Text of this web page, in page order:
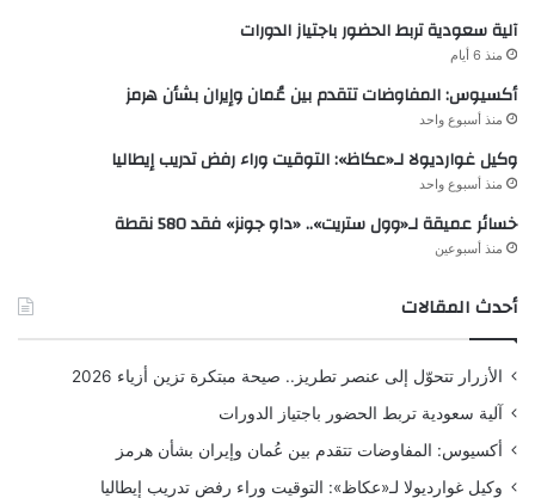
آلية سعودية تربط الحضور باجتياز الدورات
منذ 6 أيام
أكسيوس: المفاوضات تتقدم بين عُمان وإيران بشأن هرمز
منذ أسبوع واحد
وكيل غوارديولا لـ«عكاظ»: التوقيت وراء رفض تدريب إيطاليا
منذ أسبوع واحد
خسائر عميقة لـ«وول ستريت».. «داو جونز» فقد 580 نقطة
منذ أسبوعين
أحدث المقالات
الأزرار تتحوّل إلى عنصر تطريز.. صيحة مبتكرة تزين أزياء 2026
آلية سعودية تربط الحضور باجتياز الدورات
أكسيوس: المفاوضات تتقدم بين عُمان وإيران بشأن هرمز
وكيل غوارديولا لـ«عكاظ»: التوقيت وراء رفض تدريب إيطاليا